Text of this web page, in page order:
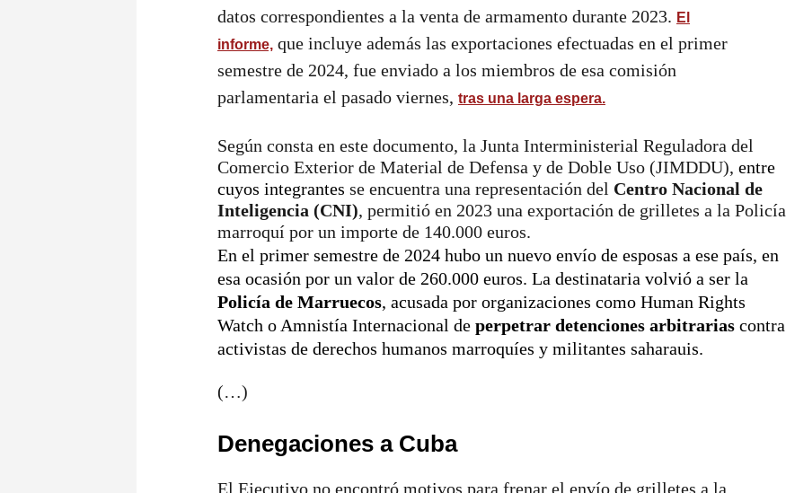
datos correspondientes a la venta de armamento durante 2023. El
informe, que incluye además las exportaciones efectuadas en el primer
semestre de 2024, fue enviado a los miembros de esa comisión
parlamentaria el pasado viernes, tras una larga espera.
Según consta en este documento, la Junta Interministerial Reguladora del
Comercio Exterior de Material de Defensa y de Doble Uso (JIMDDU), entre
cuyos integrantes se encuentra una representación del Centro Nacional de
Inteligencia (CNI), permitió en 2023 una exportación de grilletes a la Policía
marroquí por un importe de 140.000 euros.
En el primer semestre de 2024 hubo un nuevo envío de esposas a ese país, en
esa ocasión por un valor de 260.000 euros. La destinataria volvió a ser la
Policía de Marruecos, acusada por organizaciones como Human Rights
Watch o Amnistía Internacional de perpetrar detenciones arbitrarias contra
activistas de derechos humanos marroquíes y militantes saharauis.
(…)
Denegaciones a Cuba
El Ejecutivo no encontró motivos para frenar el envío de grilletes a la